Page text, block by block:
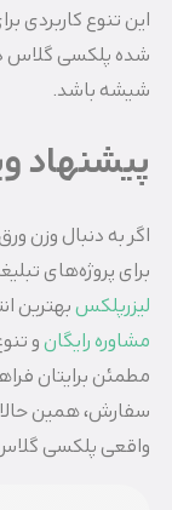
این تنوع کاربردی
شده پلکسی گلاس
شیشه باشد.
پیشنهاد
اگر به دنبال وزن
برای پروژه‌های
لیزرپلکسبهترین
مشاوره رایگانو
مطمئن برایتان
سفارش، همین حالا
واقعی پلکسی